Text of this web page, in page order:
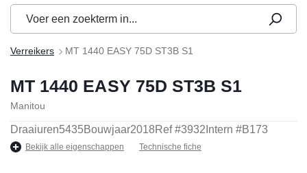
Verreikers MT 1440 EASY 75D ST3B S1
MT 1440 EASY 75D ST3B S1
Manitou
Draaiuren5435Bouwjaar2018Ref #3932 Intern #B173
Bekijk alle eigenschappen Technische fiche